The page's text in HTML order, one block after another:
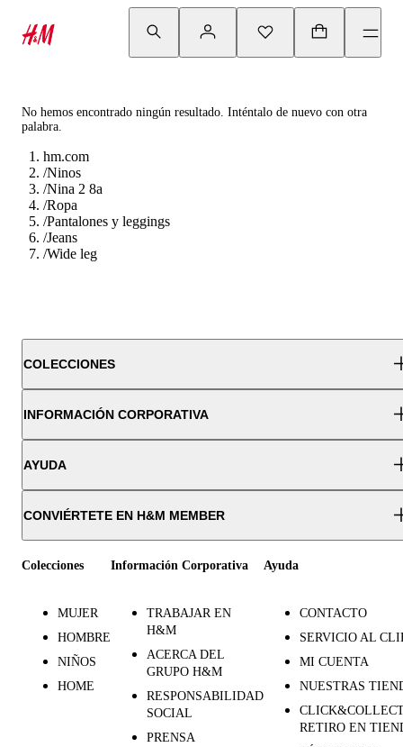
No hemos encontrado ningún resultado. Inténtalo de nuevo con otra
palabra.
hm.com
/Ninos
/Nina 2 8a
/Ropa
/Pantalones y leggings
/Jeans
/Wide leg
COLECCIONES
INFORMACIÓN CORPORATIVA
AYUDA
CONVIÉRTETE EN H&M MEMBER
Colecciones
MUJER
HOMBRE
NIÑOS
HOME
Información Corporativa
TRABAJAR EN
H&M
ACERCA DEL
GRUPO H&M
RESPONSABILIDAD
SOCIAL
PRENSA
Ayuda
CONTACTO
SERVICIO AL
MI CUENTA
NUESTRAS
RETIRO EN